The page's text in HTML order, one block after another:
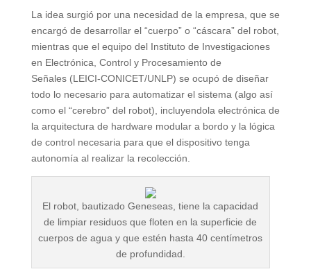
La idea surgió por una necesidad de la empresa, que se
encargó de desarrollar el “cuerpo” o “cáscara” del robot,
mientras que el equipo del Instituto de Investigaciones
en Electrónica, Control y Procesamiento de
Señales (LEICI-CONICET/UNLP) se ocupó de diseñar
todo lo necesario para automatizar el sistema (algo así
como el “cerebro” del robot), incluyendola electrónica de
la arquitectura de hardware modular a bordo y la lógica
de control necesaria para que el dispositivo tenga
autonomía al realizar la recolección.
El robot, bautizado Geneseas, tiene la capacidad
de limpiar residuos que floten en la superficie de
cuerpos de agua y que estén hasta 40 centímetros
de profundidad.